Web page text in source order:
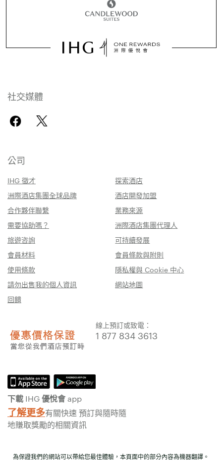
社交媒體
公司
IHG 徵才
探索酒店
洲際酒店集團全球品牌
酒店開發加盟
合作夥伴聯繫
業務來源
需要協助嗎？
洲際酒店集團代理人
旅遊咨詢
可持續發展
會員材料
會員條款與附則
使用條款
隱私權與 Cookie 中心
請勿出售我的個人資訊
網站地圖
回饋
線上預訂或致電：
1 877 834 3613
下載 IHG 優悅會 app
了解更多有關快速 預訂與隨時隨
地賺取獎勵的相關資訊
為保證我們的網站可以帶給您最佳體驗，本頁面中的部分內容為機器翻譯。